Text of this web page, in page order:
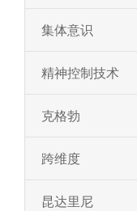
集体意识
精神控制技术
克格勃
跨维度
昆达里尼